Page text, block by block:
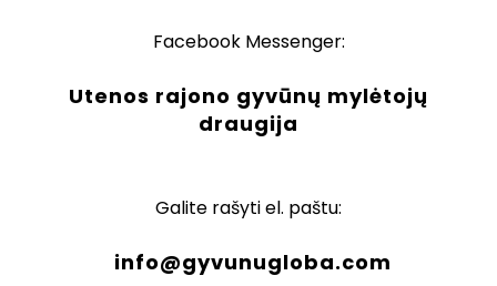
Facebook Messenger:
Utenos rajono gyvūnų mylėtojų
draugija
Galite rašyti el. paštu:
info@gyvunugloba.com